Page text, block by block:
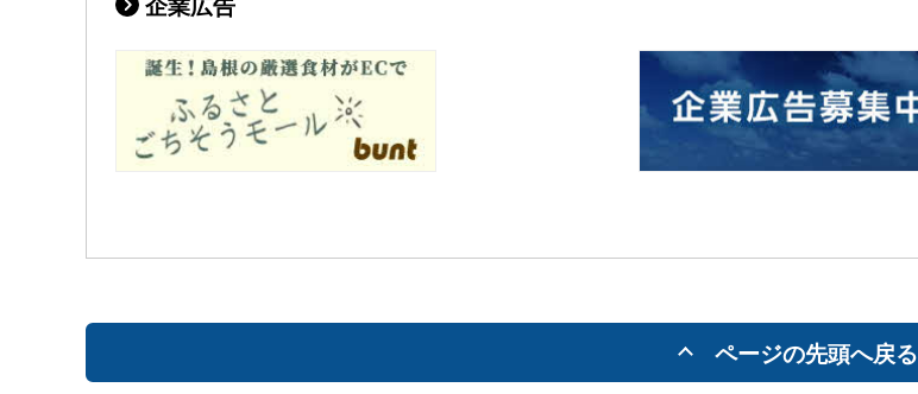
ページの先頭へ戻る